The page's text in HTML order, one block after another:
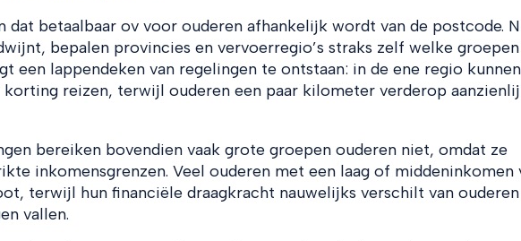
dat betaalbaar ov voor ouderen afhankelijk wordt van de postcode.
bepalen provincies en vervoerregio’s straks zelf welke
een lappendeken van regelingen te ontstaan: in de ene regio kunnen
reizen, terwijl ouderen een paar kilometer verderop
bereiken bovendien vaak grote groepen ouderen niet, omdat ze
inkomensgrenzen. Veel ouderen met een laag of middeninkomen
terwijl hun financiële draagkracht nauwelijks verschilt van
vallen.